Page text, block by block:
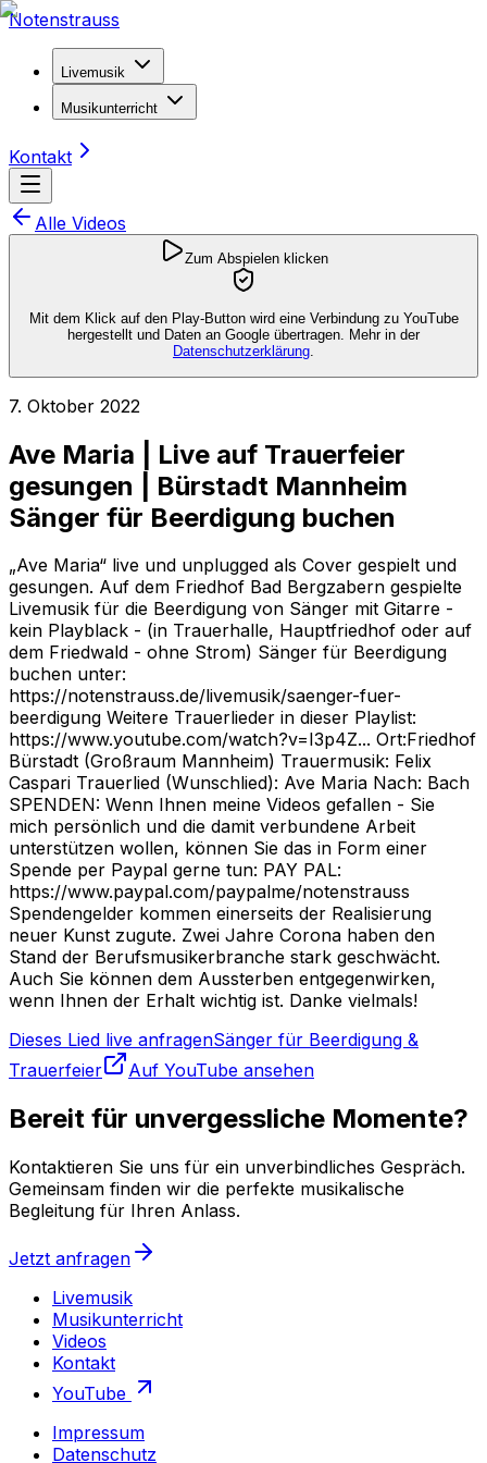
Notenstrauss
Livemusik
Musikunterricht
Kontakt
Alle Videos
Zum Abspielen klicken
Mit dem Klick auf den Play-Button wird eine Verbindung zu YouTube
hergestellt und Daten an Google übertragen. Mehr in der
Datenschutzerklärung.
7. Oktober 2022
Ave Maria | Live auf Trauerfeier
gesungen | Bürstadt Mannheim
Sänger für Beerdigung buchen
„Ave Maria“ live und unplugged als Cover gespielt und
gesungen. Auf dem Friedhof Bad Bergzabern gespielte
Livemusik für die Beerdigung von Sänger mit Gitarre -
kein Playblack - (in Trauerhalle, Hauptfriedhof oder auf
dem Friedwald - ohne Strom) Sänger für Beerdigung
buchen unter:
https://notenstrauss.de/livemusik/saenger-fuer-
beerdigung Weitere Trauerlieder in dieser Playlist:
https://www.youtube.com/watch?v=I3p4Z... Ort:Friedhof
Bürstadt (Großraum Mannheim) Trauermusik: Felix
Caspari Trauerlied (Wunschlied): Ave Maria Nach: Bach
SPENDEN: Wenn Ihnen meine Videos gefallen - Sie
mich persönlich und die damit verbundene Arbeit
unterstützen wollen, können Sie das in Form einer
Spende per Paypal gerne tun: PAY PAL:
https://www.paypal.com/paypalme/notenstrauss
Spendengelder kommen einerseits der Realisierung
neuer Kunst zugute. Zwei Jahre Corona haben den
Stand der Berufsmusikerbranche stark geschwächt.
Auch Sie können dem Aussterben entgegenwirken,
wenn Ihnen der Erhalt wichtig ist. Danke vielmals!
Dieses Lied live anfragenSänger für Beerdigung &
Trauerfeier
Auf YouTube ansehen
Bereit für unvergessliche Momente?
Kontaktieren Sie uns für ein unverbindliches Gespräch.
Gemeinsam finden wir die perfekte musikalische
Begleitung für Ihren Anlass.
Jetzt anfragen
Livemusik
Musikunterricht
Videos
Kontakt
YouTube
Impressum
Datenschutz